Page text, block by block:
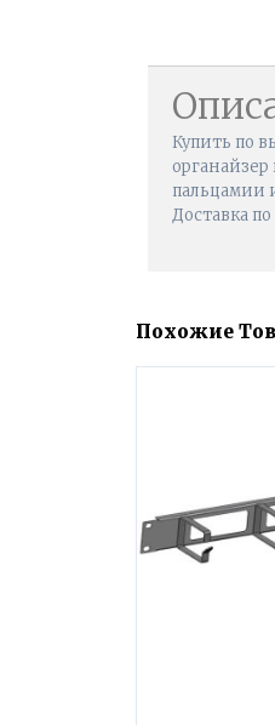
Купить по
пальцамии
Доставка
Похожие